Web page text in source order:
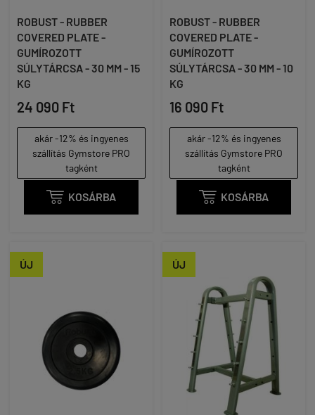
ROBUST - RUBBER
COVERED PLATE -
GUMÍROZOTT
SÚLYTÁRCSA - 30 MM - 15
KG
24 090 Ft
akár -12% és ingyenes
szállítás Gymstore PRO
tagként
 KOSÁRBA
ROBUST - RUBBER
COVERED PLATE -
GUMÍROZOTT
SÚLYTÁRCSA - 30 MM - 10
KG
16 090 Ft
akár -12% és ingyenes
szállítás Gymstore PRO
tagként
 KOSÁRBA
ÚJ ÚJ